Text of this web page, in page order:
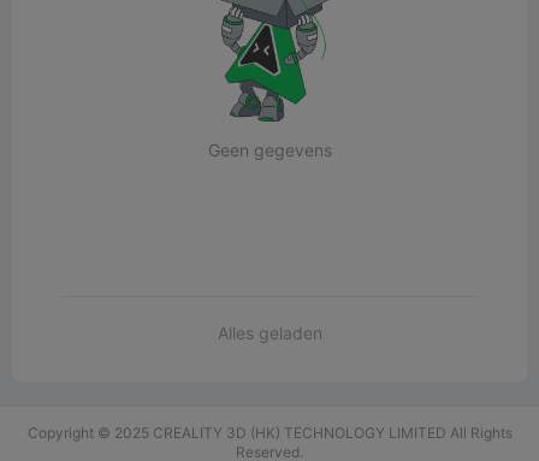
Geen gegevens
Alles geladen
Copyright © 2025 CREALITY 3D (HK) TECHNOLOGY LIMITED All Rights
Reserved.